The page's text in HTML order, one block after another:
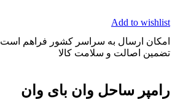
Add to wishlist
امکان ارسال به سراسر کشور فراهم است
تضمین اصالت و سلامت کالا
رامپر ساحل وان بای وان